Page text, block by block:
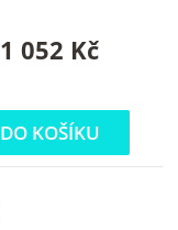
1 052 Kč
DO KOŠÍKU